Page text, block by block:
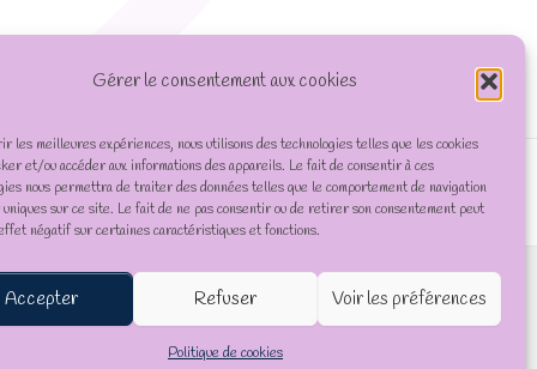
Gérer le consentement aux cookies
les meilleures expériences, nous utilisons des technologies telles que les cookies
et/ou accéder aux informations des appareils. Le fait de consentir à ces
nous permettra de traiter des données telles que le comportement de navigation
uniques sur ce site. Le fait de ne pas consentir ou de retirer son consentement peut
négatif sur certaines caractéristiques et fonctions.
Accepter Refuser Voir les préférences
Politique de cookies